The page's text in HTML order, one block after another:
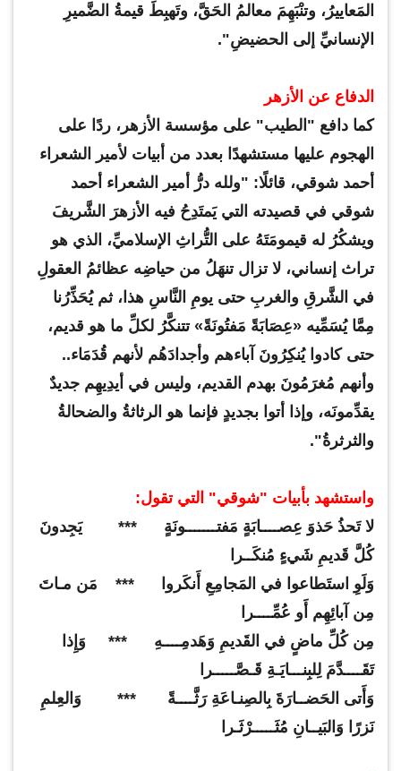
المَعاييرُ، وتنْبَهِمَ معالمُ الحَقَّ، وتَهبِطَ قيمةُ الضَّميرِ
الإنسانيِّ إلى الحضيضِ".
الدفاع عن الأزهر
كما دافع "الطيب" على مؤسسة الأزهر، ردًا على
الهجوم عليها مستشهدًا بعدد من أبيات لأمير الشعراء
أحمد شوقي، قائلًا: "ولله درُّ أمير الشعراء أحمد
شوقي في قصيدته التي يَمتَدِحُ فيه الأزهرَ الشَّريفَ
ويشكُرُ له قيمومَتَهُ على التُّراثِ الإسلاميِّ، الذي هو
تراث إنساني، لا تزال تنهَلُ من حياضِه عظائمُ العقولِ
في الشَّرقِ والغربِ حتى يومِ النَّاسِ هذا، ثم يُحَذِّرُنا
مِمَّا يُسَمِّيه «عِصَابَةً مَفتُونَةً» تتنكَّرُ لكلِّ ما هو قديم،
حتى كادوا يُنكِرُونَ آباءهم وأجدادَهُم لأنهم قُدَمَاء..
وأنهم مُغرَمُونَ بهدم القديم، وليس في أيدِيهِم جديدٌ
يقدِّمونَه، وإذا أتوا بجديدٍ فإنما هو الرثاثةُ والضحالةُ
والثرثرةُ".
واستشهد بأبيات "شوقي" التي تقول:
لا تَحذُ حَذوَ عِصــــابَةٍ مَفتـــــــونَةٍ *** يَجِدونَ
كُلَّ قَديمِ شَيءٍ مُنكَــرا
وَلَوِ استَطاعوا في المَجامِعِ أَنكَروا *** مَن مـاتَ
مِن آبائِهِم أَو عُمِّــــرا
مِن كُلِّ ماضٍ في القَديمِ وَهَدمِــــهِ *** وَإِذا
تَقَــــدَّمَ لِلبِنـــايَـةِ قَـصَّـــــرا
وَأَتى الحَضــارَةَ بِالصِنـاعَةِ رَثَّــــةً *** وَالعِلمِ
نَزرًا وَالبَيــانِ مُثَـــــرْثَـرا